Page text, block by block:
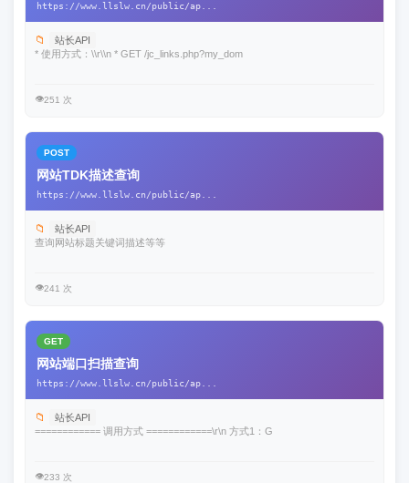
https://www.llslw.cn/public/ap...
📁
站长API
* 使用方式：\\r\\n * GET /jc_links.php?my_dom
👁️251 次
POST
网站TDK描述查询
https://www.llslw.cn/public/ap...
📁
站长API
查询网站标题关键词描述等等
👁️241 次
GET
网站端口扫描查询
https://www.llslw.cn/public/ap...
📁
站长API
============ 调用方式 ============\r\n 方式1：G
👁️233 次